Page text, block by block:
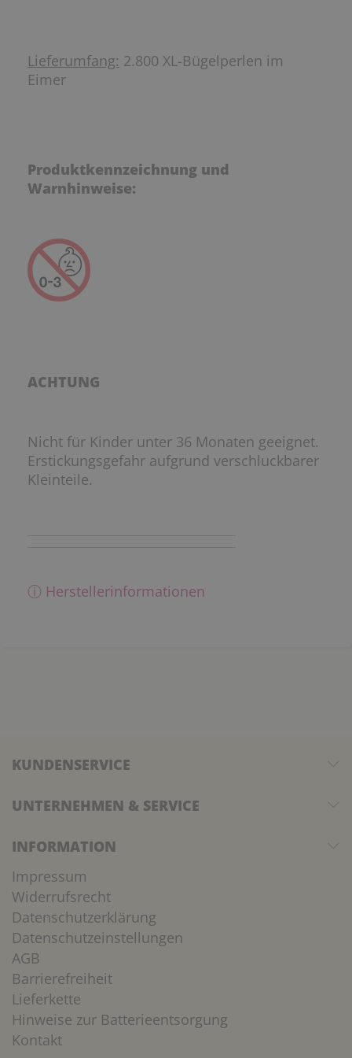
Lieferumfang: 2.800 XL-Bügelperlen im
Eimer
Produktkennzeichnung und
Warnhinweise:
ACHTUNG
Nicht für Kinder unter 36 Monaten geeignet.
Erstickungsgefahr aufgrund verschluckbarer
Kleinteile.
ⓘ Herstellerinformationen
KUNDENSERVICE
UNTERNEHMEN & SERVICE
INFORMATION
Impressum
Widerrufsrecht
Datenschutzerklärung
Datenschutzeinstellungen
AGB
Barrierefreiheit
Lieferkette
Hinweise zur Batterieentsorgung
Kontakt